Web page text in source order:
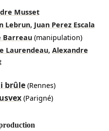
Musset
Lebrun, Juan Perez Escala
Barreau (manipulation)
Laurendeau, Alexandre
brûle(Rennes)
(Parigné)